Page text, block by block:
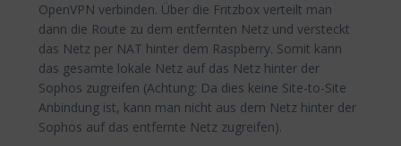
OpenVPN verbinden. Über die Fritzbox verteilt man
dann die Route zu dem entfernten Netz und versteckt
das Netz per NAT hinter dem Raspberry. Somit kann
das gesamte lokale Netz auf das Netz hinter der
Sophos zugreifen (Achtung: Da dies keine Site-to-Site
Anbindung ist, kann man nicht aus dem Netz hinter der
Sophos auf das entfernte Netz zugreifen).